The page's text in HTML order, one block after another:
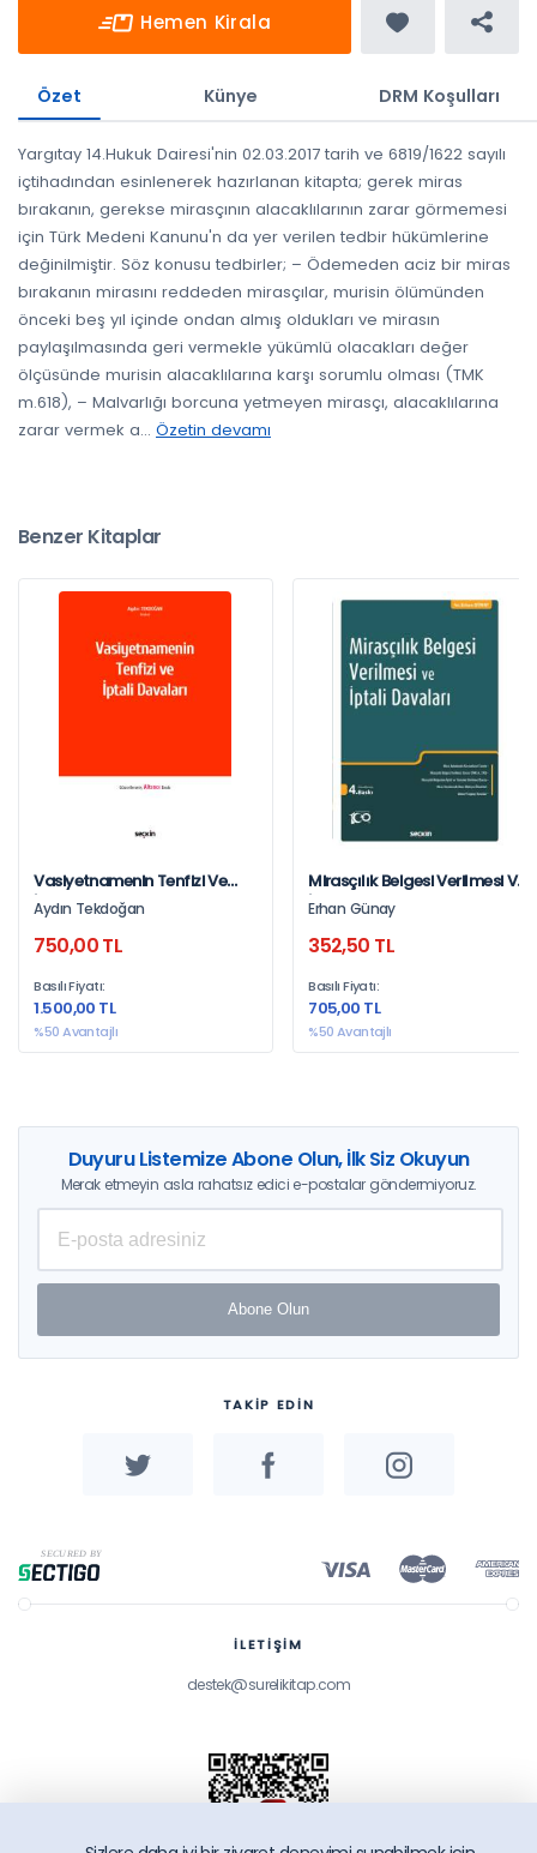
Hemen Kirala
Özet Künye DRM Koşulları
Yargıtay 14.Hukuk Dairesi'nin 02.03.2017 tarih ve 6819/1622 sayılı
içtihadından esinlenerek hazırlanan kitapta; gerek miras
bırakanın, gerekse mirasçının alacaklılarının zarar görmemesi
için Türk Medeni Kanunu'n da yer verilen tedbir hükümlerine
değinilmiştir. Söz konusu tedbirler; – Ödemeden aciz bir miras
bırakanın mirasını reddeden mirasçılar, murisin ölümünden
önceki beş yıl içinde ondan almış oldukları ve mirasın
paylaşılmasında geri vermekle yükümlü olacakları değer
ölçüsünde murisin alacaklılarına karşı sorumlu olması (TMK
m.618), – Malvarlığı borcuna yetmeyen mirasçı, alacaklılarına
zarar vermek a... Özetin devamı
Benzer Kitaplar
Vasiyetnamenin Tenfizi Ve
İptali Davaları
Aydın Tekdoğan
750,00 TL
Basılı Fiyatı:
1.500,00 TL
%50 Avantajlı
Mirasçılık Belgesi Verilmesi Ve
İptali Davaları
Erhan Günay
352,50 TL
Basılı Fiyatı:
705,00 TL
%50 Avantajlı
Duyuru Listemize Abone Olun, İlk Siz Okuyun
Merak etmeyin asla rahatsız edici e-postalar göndermiyoruz.
Abone Olun
TAKİP EDİN
İLETİŞİM
destek@surelikitap.com